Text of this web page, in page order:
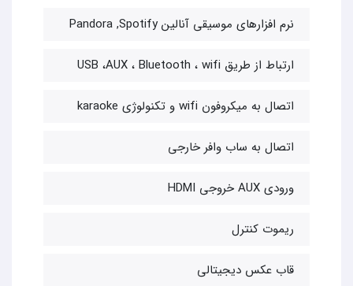
نرم افزارهای موسیقی آنالین Pandora ,Spotify
ارتباط از طریق USB ،AUX ، Bluetooth ، wifi
اتصال به میکروفون wifi و تکنولوژی karaoke
اتصال به ساب وافر خارجی
ورودی AUX خروجی HDMI
ریموت کنترل
قاب عکس دیجیتالی